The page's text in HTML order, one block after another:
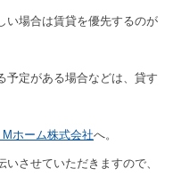
い場合は賃貸を優先するのが
予定がある場合などは、貸す
ホーム株式会社へ。
させていただきますので、